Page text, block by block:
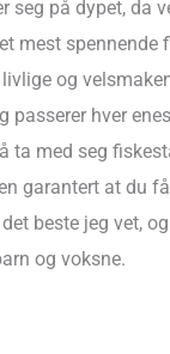
seg på dypet, da
mest spennende
og
passerer hver
ta med seg
garantert at du
beste jeg vet,
og voksne.